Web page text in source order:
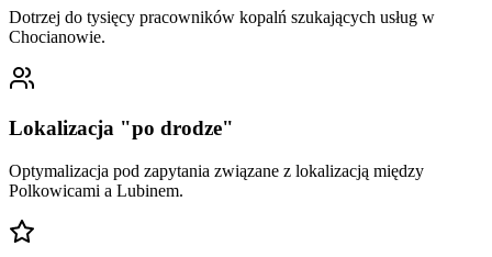
Dotrzej do tysięcy pracowników kopalń szukających usług w
Chocianowie.
Lokalizacja "po drodze"
Optymalizacja pod zapytania związane z lokalizacją między
Polkowicami a Lubinem.